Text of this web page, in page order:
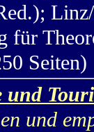
für
Seiten)
und
und